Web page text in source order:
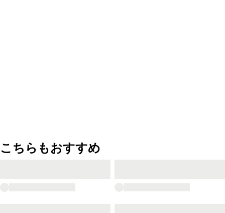
こちらもおすすめ